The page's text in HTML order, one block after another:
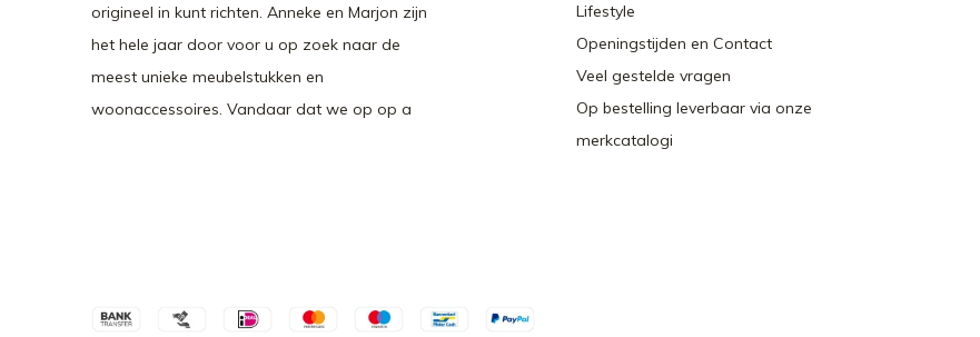
origineel in kunt richten. Anneke en Marjon zijn
het hele jaar door voor u op zoek naar de
meest unieke meubelstukken en
woonaccessoires. Vandaar dat we op op a
Lifestyle
Openingstijden en Contact
Veel gestelde vragen
Op bestelling leverbaar via onze
merkcatalogi